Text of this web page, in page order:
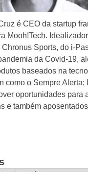
é CEO da startup
Mooh!Tech.
Chronus Sports, do i-
da Covid-19,
baseados na
como o Sempre Alerta;
oportunidades para
e também